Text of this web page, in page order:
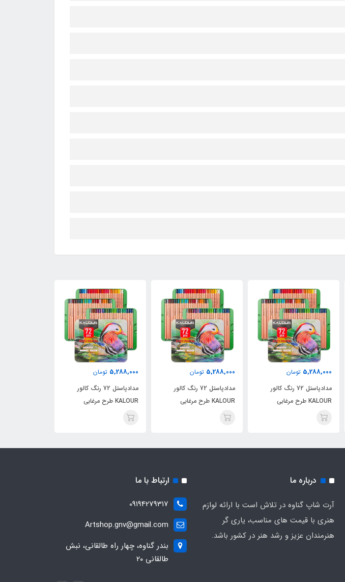
5,288,000 تومان
مدادپاستل 72 رنگ کالور
KALOUR طرح مرغابی
5,288,000 تومان
مدادپاستل 72 رنگ کالور
KALOUR طرح مرغابی
5,288,000 تومان
مدادپاستل 72 رنگ کالور
KALOUR طرح مرغابی
درباره ما
آرت شاپ گناوه در تلاش است با ارائه لوازم
هنری با قیمت های مناسب، یاری گر
هنرمندان عزیز و رشد هنر در کشور باشد.
ارتباط با ما
09194279317
Artshop.gnv@gmail.com
بندر گناوه، چهار راه طالقانی، نبش
طالقانی ۲۰